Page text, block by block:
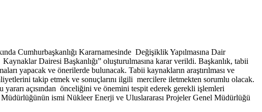
Cumhurbaşkanlığı Kararnamesinde Değişiklik Yapılmasına Dair
Dairesi Başkanlığı” oluşturulmasına karar verildi. Başkanlık, tabii
yapacak ve önerilerde bulunacak. Tabii kaynakların araştırılması ve
takip etmek ve sonuçlarını ilgili mercilere iletmekten sorumlu olacak.
yararı açısından önceliğini ve önemini tespit ederek gerekli işlemleri
ismi Nükleer Enerji ve Uluslararası Projeler Genel Müdürlüğü